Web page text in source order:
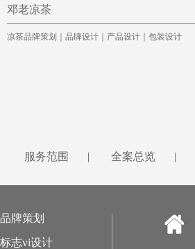
邓老凉茶
凉茶品牌策划｜品牌设计｜产品设计｜包装设计
服务范围 | 全案总览 |
品牌策划
标志vi设计